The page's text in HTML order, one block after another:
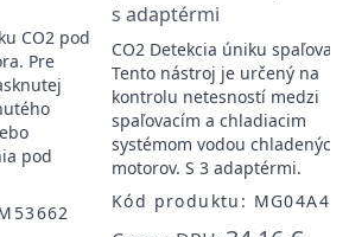
CO2 pod
Pre
pod
s adaptérmi
CO2 Detekcia úniku
Tento nástroj je určený na
kontrolu netesností medzi
spaľovacím a chladiacim
systémom vodou chladených
motorov. S 3 adaptérmi.
Kód produktu: